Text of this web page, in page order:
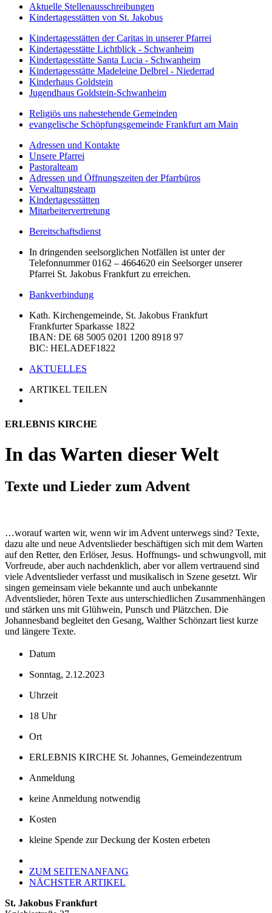
Aktuelle Stellenausschreibungen
Kindertagesstätten von St. Jakobus
Kindertagesstätten der Caritas in unserer Pfarrei
Kindertagesstätte Lichtblick - Schwanheim
Kindertagesstätte Santa Lucia - Schwanheim
Kindertagesstätte Madeleine Delbrel - Niederrad
Kinderhaus Goldstein
Jugendhaus Goldstein-Schwanheim
Religiös uns nahestehende Gemeinden
evangelische Schöpfungsgemeinde Frankfurt am Main
Adressen und Kontakte
Unsere Pfarrei
Pastoralteam
Adressen und Öffnungszeiten der Pfarrbüros
Verwaltungsteam
Kindertagesstätten
Mitarbeitervertretung
Bereitschaftsdienst
In dringenden seelsorglichen Notfällen ist unter der
Telefonnummer 0162 – 4664620 ein Seelsorger unserer
Pfarrei St. Jakobus Frankfurt zu erreichen.
Bankverbindung
Kath. Kirchengemeinde, St. Jakobus Frankfurt
Frankfurter Sparkasse 1822
IBAN: DE 68 5005 0201 1200 8918 97
BIC: HELADEF1822
AKTUELLES
ARTIKEL TEILEN
ERLEBNIS KIRCHE
In das Warten dieser Welt
Texte und Lieder zum Advent
…worauf warten wir, wenn wir im Advent unterwegs sind? Texte,
dazu alte und neue Adventslieder beschäftigen sich mit dem Warten
auf den Retter, den Erlöser, Jesus. Hoffnungs- und schwungvoll, mit
Vorfreude, aber auch nachdenklich, aber vor allem vertrauend sind
viele Adventslieder verfasst und musikalisch in Szene gesetzt. Wir
singen gemeinsam viele bekannte und auch unbekannte
Adventslieder, hören Texte aus unterschiedlichen Zusammenhängen
und stärken uns mit Glühwein, Punsch und Plätzchen. Die
Johannesband begleitet den Gesang, Walther Schönzart liest kurze
und längere Texte.
Datum
Sonntag, 2.12.2023
Uhrzeit
18 Uhr
Ort
ERLEBNIS KIRCHE St. Johannes, Gemeindezentrum
Anmeldung
keine Anmeldung notwendig
Kosten
kleine Spende zur Deckung der Kosten erbeten
ZUM SEITENANFANG
NÄCHSTER ARTIKEL
St. Jakobus Frankfurt